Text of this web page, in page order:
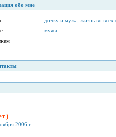
обо мне
дочку и мужа, жизнь во всех
мужа
)
2006 г.